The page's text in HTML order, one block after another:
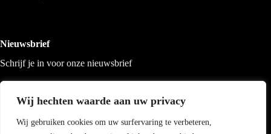
Wij hechten waarde aan uw privacy
Wij gebruiken cookies om uw surfervaring te verbeteren,
Nieuwsbrief
Schrijf je in voor onze nieuwsbrief